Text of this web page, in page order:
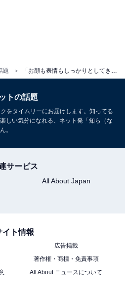
題
トの話題
をタイムリーにお届けします。知ってる
しい気分になれる、ネット発「知ら（な
。
サービス
All About Japan
イト情報
広告掲載
著作権・商標・免責事項
All About ニュースについて